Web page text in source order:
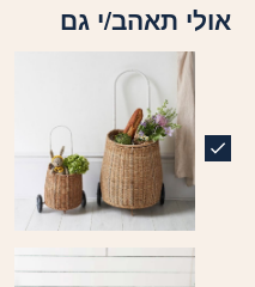
אולי תאהב/י גם